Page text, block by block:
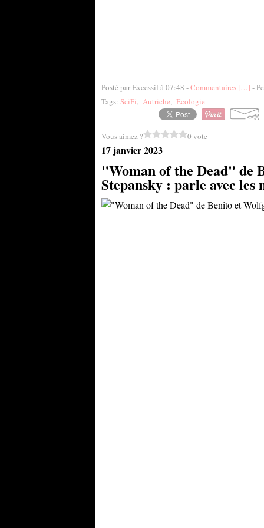
Posté par Excessif à 07:48 -Commentaires […] -
Tags: SciFi, Autriche, Ecologie
Vous aimez ? 0 vote
17 janvier 2023
"Woman of the Dead" de
Stepansky : parle avec les